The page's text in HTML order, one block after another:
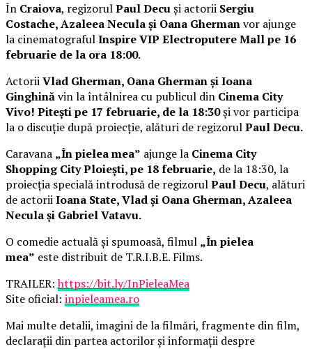
În Craiova, regizorulPaul Decuși actorii Sergiu
Costache, Azaleea Necula și Oana Ghermanvor ajunge
la cinematografulInspire VIP Electroputere Mall pe 16
februarie de la ora 18:00.
ActoriiVlad Gherman, Oana Gherman și Ioana
Ginghinăvin la întâlnirea cu publicul din Cinema City
Vivo! Pitești pe 17 februarie, de la 18:30și vor participa
la o discuție după proiecție, alături de regizorulPaul Decu.
Caravana „În pielea mea” ajunge la Cinema City
Shopping City Ploiești, pe 18 februarie, de la 18:30, la
proiecția specială introdusă de regizorulPaul Decu, alături
de actoriiIoana State, Vlad și Oana Gherman, Azaleea
Necula și Gabriel Vatavu.
O comedie actuală și spumoasă, filmul „În pielea
mea” este distribuit de T.R.I.B.E. Films.
TRAILER:https://bit.ly/InPieleaMea
Site oficial: inpieleamea.ro
Mai multe detalii, imagini de la filmări, fragmente din film,
declarații din partea actorilor și informații despre